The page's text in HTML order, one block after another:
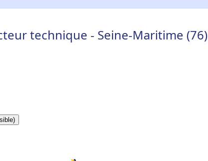
technique - Seine-Maritime (76)